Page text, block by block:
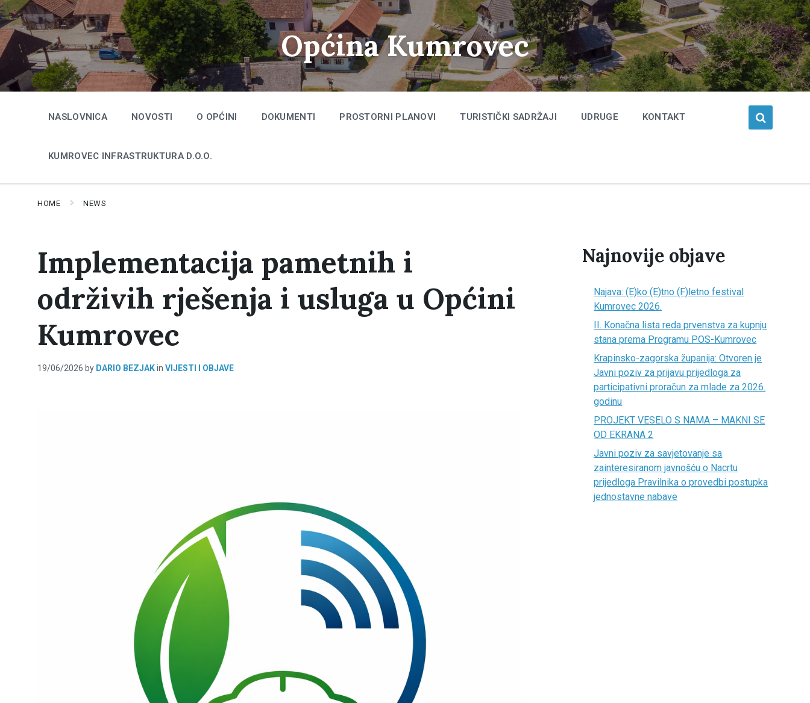
Skip
to
content
Skip
to
main
navigation
Skip
to
footer
Općina Kumrovec
NASLOVNICA NOVOSTI O OPĆINI DOKUMENTI PROSTORNI PLANOVI TURISTIČKI SADRŽAJI UDRUGE KONTAKT
KUMROVEC INFRASTRUKTURA D.O.O.
HOME NEWS
Implementacija pametnih i
održivih rješenja i usluga u Općini
Kumrovec
19/06/2026 by DARIO BEZJAKin VIJESTI I OBJAVE
Najnovije objave
Najava: (E)ko (E)tno (F)letno festival
Kumrovec 2026.
II. Konačna lista reda prvenstva za kupnju
stana prema Programu POS-Kumrovec
Krapinsko-zagorska županija: Otvoren je
Javni poziv za prijavu prijedloga za
participativni proračun za mlade za 2026.
godinu
PROJEKT VESELO S NAMA – MAKNI SE
OD EKRANA 2
Javni poziv za savjetovanje sa
zainteresiranom javnošću o Nacrtu
prijedloga Pravilnika o provedbi postupka
jednostavne nabave